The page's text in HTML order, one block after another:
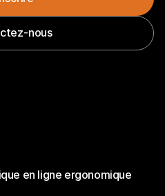
nous
en ligne ergonomique